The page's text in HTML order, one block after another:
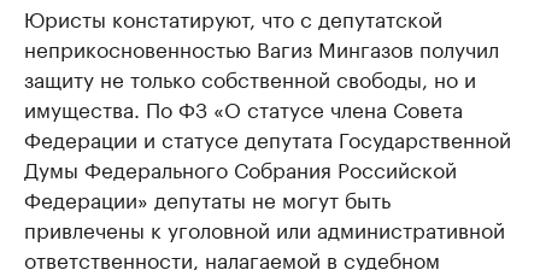
Юристы констатируют, что с депутатской
неприкосновенностью Вагиз Мингазов получил
защиту не только собственной свободы, но и
имущества. По ФЗ «О статусе члена Совета
Федерации и статусе депутата Государственной
Думы Федерального Собрания Российской
Федерации» депутаты не могут быть
привлечены к уголовной или административной
ответственности, налагаемой в судебном